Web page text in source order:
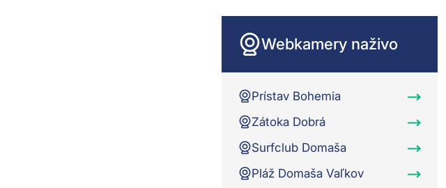
Webkamery naživo
Prístav Bohemia
Zátoka Dobrá
Surfclub Domaša
Pláž Domaša Vaľkov